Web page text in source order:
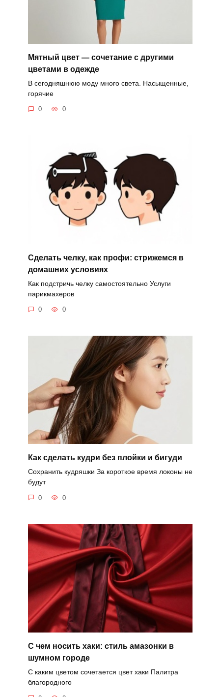
Мятный цвет — сочетание с другими
цветами в одежде
В сегодняшнюю моду много света. Насыщенные,
горячие
0 0
Сделать челку, как профи: стрижемся в
домашних условиях
Как подстричь челку самостоятельно Услуги
парикмахеров
0 0
Как сделать кудри без плойки и бигуди
Сохранить кудряшки За короткое время локоны не
будут
0 0
С чем носить хаки: стиль амазонки в
шумном городе
С каким цветом сочетается цвет хаки Палитра
благородного